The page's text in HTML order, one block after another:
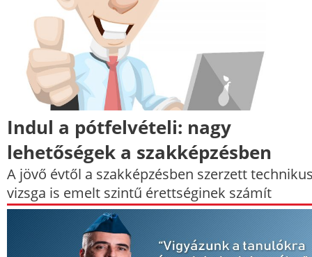
Indul a pótfelvételi: nagy
lehetőségek a szakképzésben
A jövő évtől a szakképzésben szerzett
vizsga is emelt szintű érettséginek számít